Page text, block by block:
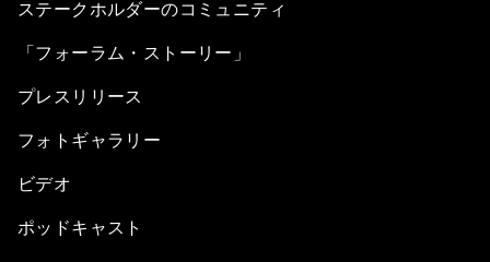
ステークホルダーのコミュニティ
「フォーラム・ストーリー」
プレスリリース
フォトギャラリー
ビデオ
ポッドキャスト